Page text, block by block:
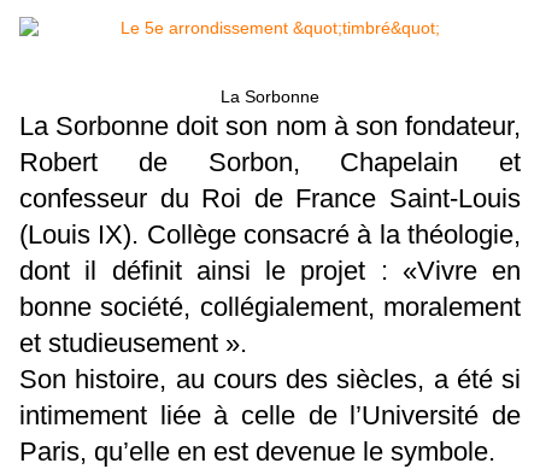
La Sorbonne
La Sorbonne doit son nom à son fondateur,
Robert de Sorbon, Chapelain et
confesseur du Roi de France Saint-Louis
(Louis IX). Collège consacré à la théologie,
dont il définit ainsi le projet : «Vivre en
bonne société, collégialement, moralement
et studieusement ».
Son histoire, au cours des siècles, a été si
intimement liée à celle de l’Université de
Paris, qu’elle en est devenue le symbole.